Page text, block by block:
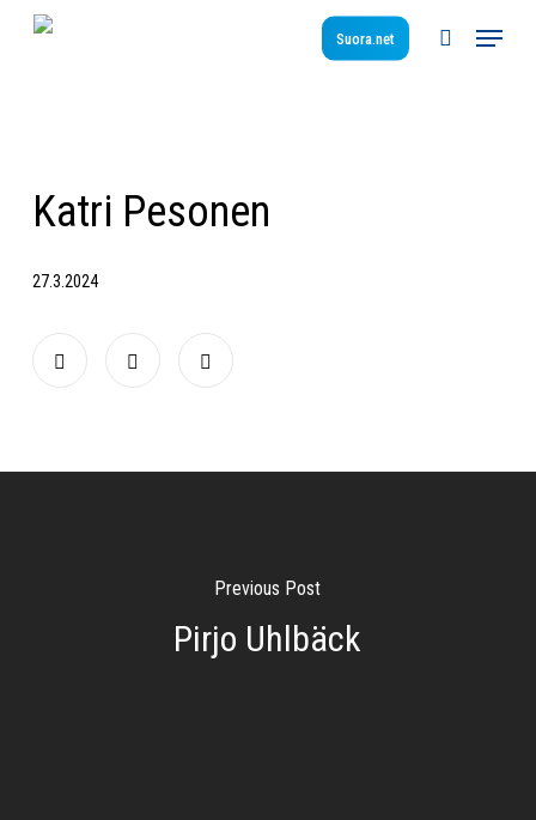
Suora.net
search
Menu
Katri Pesonen
27.3.2024
Previous Post
Pirjo Uhlbäck